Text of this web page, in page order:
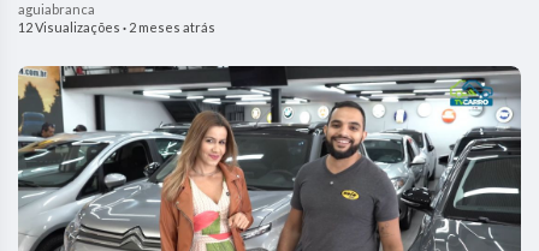
aguiabranca
12 Visualizações · 2 meses atrás